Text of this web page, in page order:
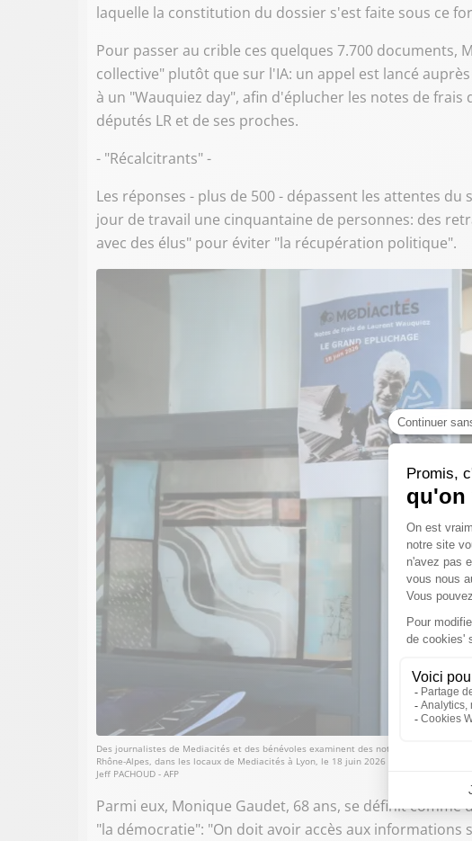
laquelle la constitution du dossier s'est faite sous ce
Pour passer au crible ces quelques 7.700 documents,
collective" plutôt que sur l'IA: un appel est lancé
à un "Wauquiez day", afin d'éplucher les notes de frais
députés LR et de ses proches.
- "Récalcitrants" -
Les réponses - plus de 500 - dépassent les attentes
jour de travail une cinquantaine de personnes: des
avec des élus" pour éviter "la récupération politique".
Des journalistes de Mediacités et des bénévoles examinent des notes de frais
Rhône-Alpes, dans les locaux de Mediacités à Lyon, le 18 juin 2026
Jeff PACHOUD - AFP
Parmi eux, Monique Gaudet, 68 ans, se définit
"la démocratie": "On doit avoir accès aux informations